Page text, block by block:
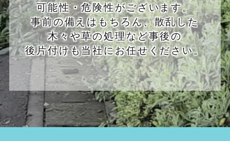
可能性・危険性がございます。
事前の備えはもちろん、散乱した
木々や草の処理など事後の
後片付けも当社にお任せください。